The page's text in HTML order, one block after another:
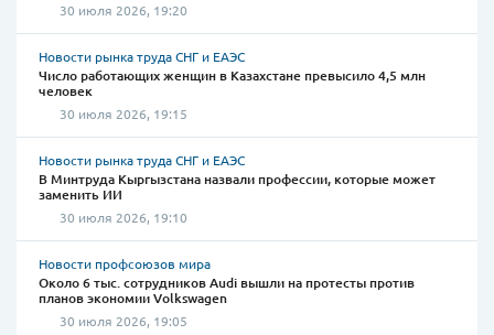
30 июля 2026, 19:20
Новости рынка труда СНГ и ЕАЭС
Число работающих женщин в Казахстане превысило 4,5 млн
человек
30 июля 2026, 19:15
Новости рынка труда СНГ и ЕАЭС
В Минтруда Кыргызстана назвали профессии, которые может
заменить ИИ
30 июля 2026, 19:10
Новости профсоюзов мира
Около 6 тыс. сотрудников Audi вышли на протесты против
планов экономии Volkswagen
30 июля 2026, 19:05